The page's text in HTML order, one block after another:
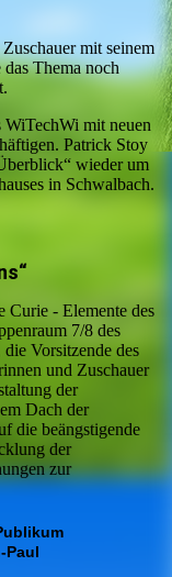
mit seinem
Thema noch
mit neuen
Patrick Stoy
wieder um
in Schwalbach.
- Elemente des
7/8 des
Vorsitzende des
und Zuschauer
der
Dach der
die beängstigende
der
zur
Paul